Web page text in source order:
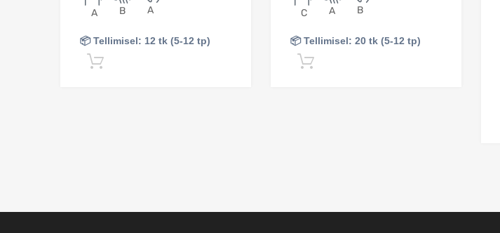
A B A
📦 Tellimisel: 12 tk (5-12 tp)
C A B
📦 Tellimisel: 20 tk (5-12 tp)